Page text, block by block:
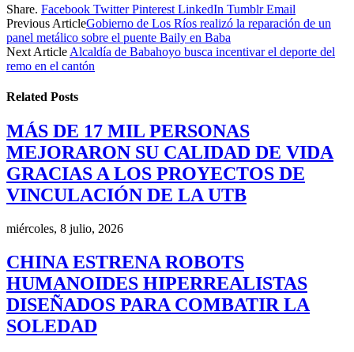
Share. Facebook Twitter Pinterest LinkedIn Tumblr Email
Previous ArticleGobierno de Los Ríos realizó la reparación de un
panel metálico sobre el puente Baily en Baba
Next Article Alcaldía de Babahoyo busca incentivar el deporte del
remo en el cantón
Related Posts
MÁS DE 17 MIL PERSONAS
MEJORARON SU CALIDAD DE VIDA
GRACIAS A LOS PROYECTOS DE
VINCULACIÓN DE LA UTB
miércoles, 8 julio, 2026
CHINA ESTRENA ROBOTS
HUMANOIDES HIPERREALISTAS
DISEÑADOS PARA COMBATIR LA
SOLEDAD